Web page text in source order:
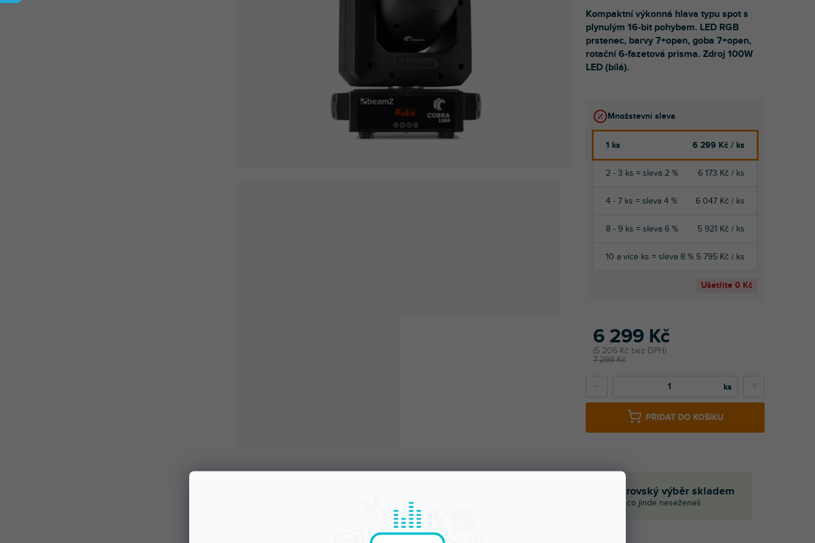
7 299 Kč
6 299 Kč
5 206 Kč bez DPH
Množstevní sleva
1 ks 6 299 Kč / ks
2 - 3 ks = sleva 2 % 6 173 Kč / ks
4 - 7 ks = sleva 4 % 6 047 Kč / ks
8 - 9 ks = sleva 6 % 5 921 Kč / ks
10 a více ks = sleva 8 % 5 795 Kč / ks
Ušetříte 0 Kč
PŘIDAT DO KOŠÍKU
Kompaktní výkonná hlava typu spot s
plynulým 16-bit pohybem. LED RGB
prstenec, barvy 7+open, goba 7+open,
rotační 6-fazetová prisma. Zdroj 100W
LED (bílá).
Obrovský výběr skladem
I to, co jinde neseženeš